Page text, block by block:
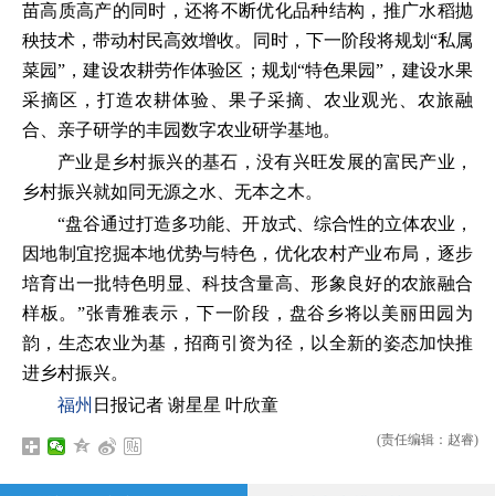
苗高质高产的同时，还将不断优化品种结构，推广水稻抛
秧技术，带动村民高效增收。同时，下一阶段将规划“私属
菜园”，建设农耕劳作体验区；规划“特色果园”，建设水果
采摘区，打造农耕体验、果子采摘、农业观光、农旅融
合、亲子研学的丰园数字农业研学基地。
产业是乡村振兴的基石，没有兴旺发展的富民产业，
乡村振兴就如同无源之水、无本之木。
“盘谷通过打造多功能、开放式、综合性的立体农业，
因地制宜挖掘本地优势与特色，优化农村产业布局，逐步
培育出一批特色明显、科技含量高、形象良好的农旅融合
样板。”张青雅表示，下一阶段，盘谷乡将以美丽田园为
韵，生态农业为基，招商引资为径，以全新的姿态加快推
进乡村振兴。
福州 日报记者 谢星星 叶欣童
(责任编辑：赵睿)